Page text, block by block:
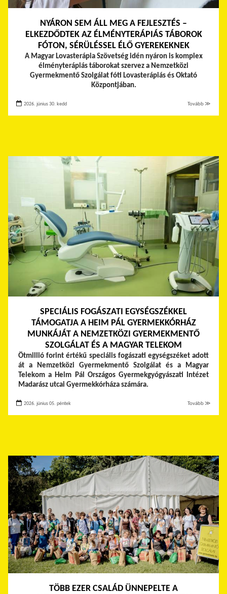
NYÁRON SEM ÁLL MEG A FEJLESZTÉS –
ELKEZDŐDTEK AZ ÉLMÉNYTERÁPIÁS TÁBOROK
FÓTON, SÉRÜLÉSSEL ÉLŐ GYEREKEKNEK
A Magyar Lovasterápia Szövetség idén nyáron is komplex
élményterápiás táborokat szervez a Nemzetközi
Gyermekmentő Szolgálat fóti Lovasterápiás és Oktató
Központjában.
2026. június 30. kedd Tovább ≫
SPECIÁLIS FOGÁSZATI EGYSÉGSZÉKKEL
TÁMOGATJA A HEIM PÁL GYERMEKKÓRHÁZ
MUNKÁJÁT A NEMZETKÖZI GYERMEKMENTŐ
SZOLGÁLAT ÉS A MAGYAR TELEKOM
Ötmillió forint értékű speciális fogászati egységszéket adott
át a Nemzetközi Gyermekmentő Szolgálat és a Magyar
Telekom a Heim Pál Országos Gyermekgyógyászati Intézet
Madarász utcai Gyermekkórháza számára.
2026. június 05. péntek Tovább ≫
TÖBB EZER CSALÁD ÜNNEPELTE A